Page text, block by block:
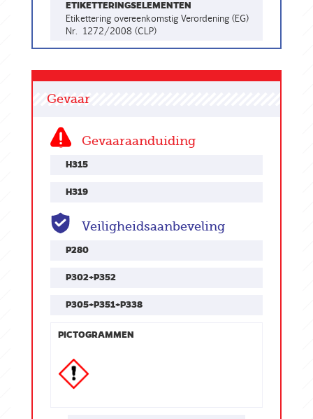
ETIKETTERINGSELEMENTEN
Etikettering overeenkomstig Verordening (EG)
Nr. 1272/2008 (CLP)
Gevaar
Gevaaraanduiding
H315
H319
Veiligheidsaanbeveling
P280
P302+P352
P305+P351+P338
PICTOGRAMMEN